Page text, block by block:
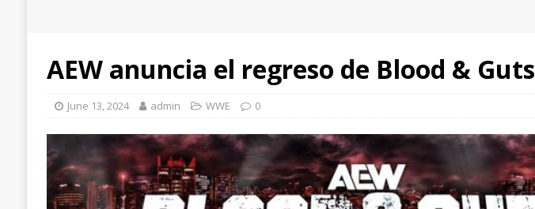
AEW anuncia el regreso de Blood & Guts
June 13, 2024 admin WWE 0